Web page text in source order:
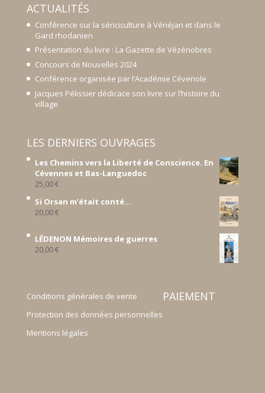
ACTUALITÉS
Conférence sur la sériciculture à Vénéjan et dans le
Gard rhodanien
Présentation du livre : La Gazette de Vézénobres
Concours de Nouvelles 2024
Conférence organisée par l’Académie Cévenole
Jacques Pélissier dédicace son livre sur l’histoire du
village
LES DERNIERS OUVRAGES
Les Chemins vers la Liberté de Conscience. En
Cévennes et Bas-Languedoc
25,00€
Si Orsan m’était conté...
20,00€
LÉDENON Mémoires de guerres
20,00€
Conditions générales de vente
Protection des données personnelles
Mentions légales
PAIEMENT